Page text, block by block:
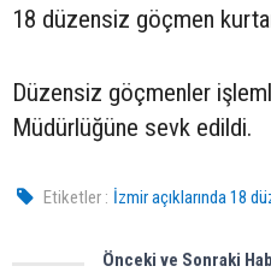
18 düzensiz göçmen
Düzensiz göçmenler
Müdürlüğüne sevk edildi.
Etiketler : İzmir açıklarında 18
Önceki ve Sonraki